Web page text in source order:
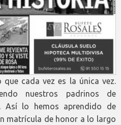
que cada vez es la única vez.
nuestros padrinos de
Así lo hemos aprendido de
matrícula de honor a lo largo